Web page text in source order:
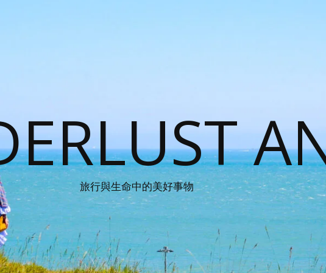
旅行與生命中的美好事物